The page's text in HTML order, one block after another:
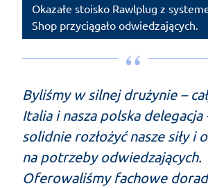
Okazałe stoisko Rawlplug z
Shop przyciągało odwiedzających.
Byliśmy w silnej drużynie –
Italia i nasza polska
solidnie rozłożyć nasze siły i
na potrzeby odwiedzających.
Oferowaliśmy fachowe